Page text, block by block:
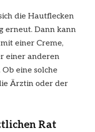
die Hautflecken
erneut. Dann kann
einer Creme,
einer anderen
eine solche
Ärztin oder der
Rat